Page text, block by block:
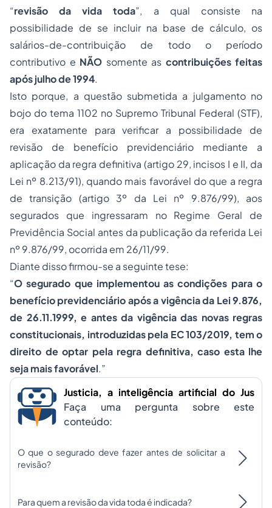
“revisão da vida toda”, a qual consiste na
possibilidade de se incluir na base de cálculo, os
salários-de-contribuição de todo o período
contributivo e NÃO somente as contribuições feitas
após julho de 1994.
Isto porque, a questão submetida a julgamento no
bojo do tema 1102 no Supremo Tribunal Federal (STF),
era exatamente para verificar a possibilidade de
revisão de benefício previdenciário mediante a
aplicação da regra definitiva (artigo 29, incisos I e II, da
Lei nº 8.213/91), quando mais favorável do que a regra
de transição (artigo 3º da Lei nº 9.876/99), aos
segurados que ingressaram no Regime Geral de
Previdência Social antes da publicação da referida Lei
nº 9.876/99, ocorrida em 26/11/99.
Diante disso firmou-se a seguinte tese:
“O segurado que implementou as condições para o
benefício previdenciário após a vigência da Lei 9.876,
de 26.11.1999, e antes da vigência das novas regras
constitucionais, introduzidas pela EC 103/2019, tem o
direito de optar pela regra definitiva, caso esta lhe
seja mais favorável.”
Justicia, a inteligência artificial do Jus
Faça uma pergunta sobre este
conteúdo:
O que o segurado deve fazer antes de solicitar a
revisão?
Para quem a revisão da vida toda é indicada?